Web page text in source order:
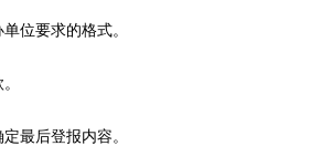
位要求的格式。
最后登报内容。